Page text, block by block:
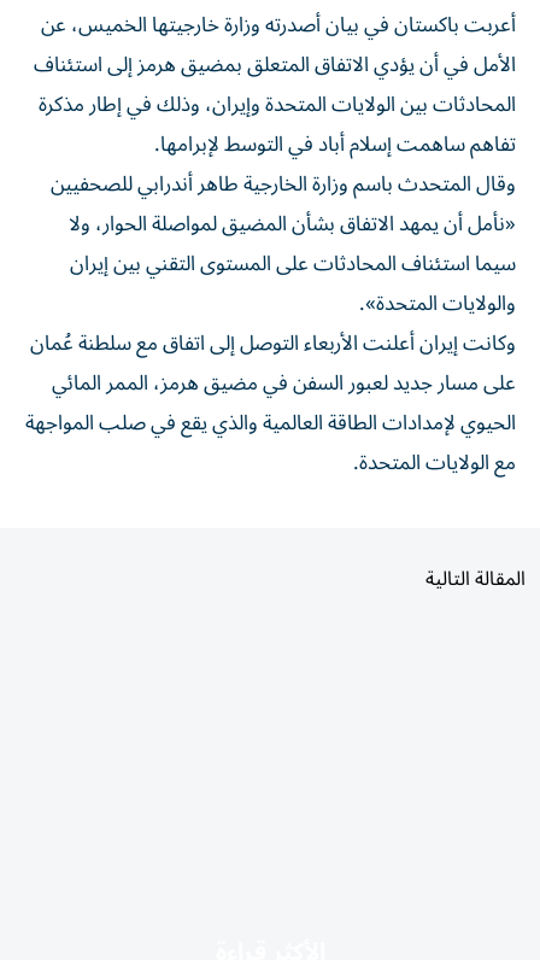
أعربت باكستان في بيان أصدرته وزارة خارجيتها الخميس، عن
الأمل في أن يؤدي الاتفاق المتعلق بمضيق هرمز إلى استئناف
المحادثات بين الولايات المتحدة وإيران، وذلك في إطار مذكرة
تفاهم ساهمت إسلام أباد في التوسط لإبرامها.
وقال المتحدث باسم وزارة الخارجية طاهر أندرابي للصحفيين
«نأمل أن يمهد الاتفاق بشأن المضيق لمواصلة الحوار، ولا
سيما استئناف المحادثات على المستوى التقني بين إيران
والولايات المتحدة».
وكانت إيران أعلنت الأربعاء التوصل إلى اتفاق مع سلطنة عُمان
على مسار جديد لعبور السفن في مضيق هرمز، الممر المائي
الحيوي لإمدادات الطاقة العالمية والذي يقع في صلب المواجهة
مع الولايات المتحدة.
المقالة التالية